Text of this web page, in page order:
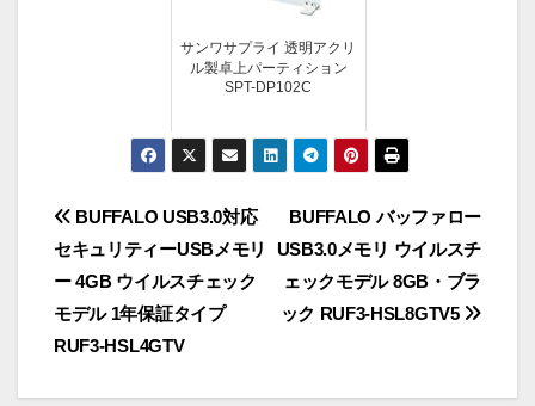
サンワサプライ 透明アクリ
ル製卓上パーティション
SPT-DP102C
投
稿
ナ
BUFFALO バッファロー
USB3.0メモリ ウイルスチ
ェックモデル 8GB・ブラ
ック RUF3-HSL8GTV5
BUFFALO USB3.0対応
セキュリティーUSBメモリ
ー 4GB ウイルスチェック
モデル 1年保証タイプ
RUF3-HSL4GTV